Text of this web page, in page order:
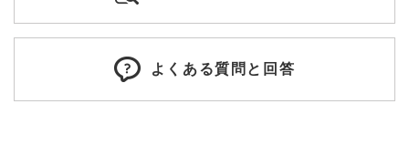
よくある質問と回答